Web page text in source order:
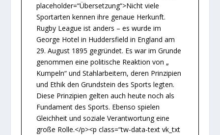
placeholder=“Übersetzung“>Nicht viele
Sportarten kennen ihre genaue Herkunft.
Rugby League ist anders – es wurde im
George Hotel in Huddersfield in England am
29. August 1895 gegründet. Es war im Grunde
genommen eine politische Reaktion von „
Kumpeln“ und Stahlarbeitern, deren Prinzipien
und Ethik den Grundstein des Sports legten.
Diese Prinzipien gelten auch heute noch als
Fundament des Sports. Ebenso spielen
Gleichheit und soziale Verantwortung eine
große Rolle.</p><p class=“tw-data-text vk_txt